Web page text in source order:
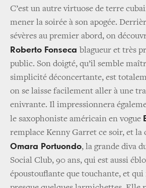
C’est un autre virtuose de terre
mener la soirée à son apogée.
sévères au premier abord, on
Roberto Fonseca blagueur et très
public. Son doigté, qu’il semble
simplicité déconcertante, est
on se laisse facilement aller à une
enivrante. Il impressionnera
le saxophoniste américain en vogue
remplace Kenny Garret ce soir, et la
Omara Portuondo, la grande diva
Social Club, 90 ans, qui est aussi
époustouflante que touchante, et qui